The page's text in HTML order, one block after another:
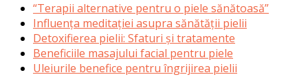
“Terapii alternative pentru o piele sănătoasă”
Influența meditației asupra sănătății pielii
Detoxifierea pielii: Sfaturi și tratamente
Beneficiile masajului facial pentru piele
Uleiurile benefice pentru îngrijirea pielii